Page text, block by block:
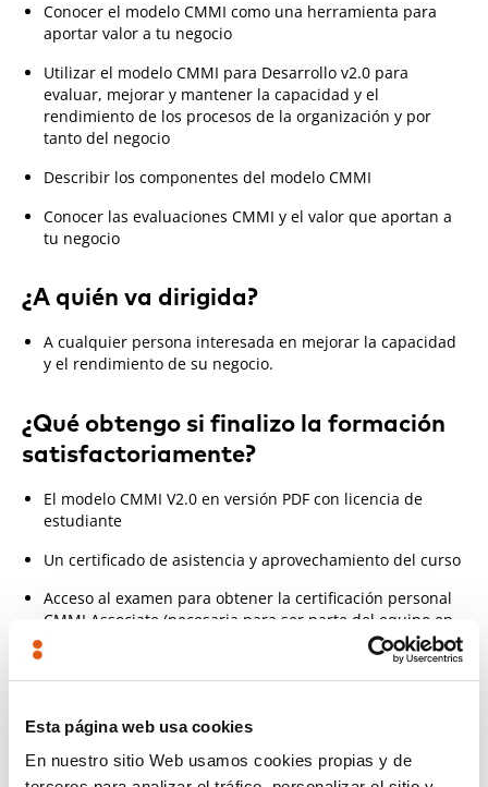
Esta página web usa cookies
En nuestro sitio Web usamos cookies propias y de
Conocer el modelo CMMI como una herramienta para
aportar valor a tu negocio
Utilizar el modelo CMMI para Desarrollo v2.0 para
evaluar, mejorar y mantener la capacidad y el
rendimiento de los procesos de la organización y por
tanto del negocio
Describir los componentes del modelo CMMI
Conocer las evaluaciones CMMI y el valor que aportan a
tu negocio
¿A quién va dirigida?
A cualquier persona interesada en mejorar la capacidad
y el rendimiento de su negocio.
¿Qué obtengo si finalizo la formación
satisfactoriamente?
El modelo CMMI V2.0 en versión PDF con licencia de
estudiante
Un certificado de asistencia y aprovechamiento del curso
Acceso al examen para obtener la certificación personal
CMMI Associate (necesaria para ser parte del equipo en
una evaluación formal CMMI v2.0). El acceso al examen
está incluido dentro del precio de la formación. Se
disponen de treinta días desde el comienzo de la
el examen